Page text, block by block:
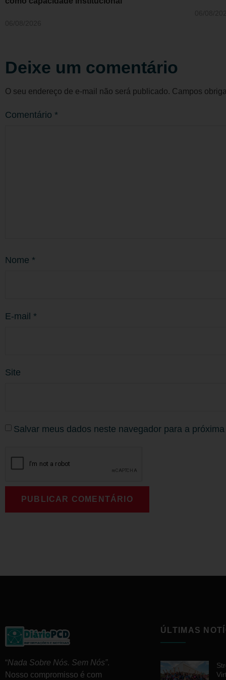
Deixe um comentário
O seu endereço de e-mail não será publicado. Campos
Comentário *
Nome *
E-mail *
Site
Salvar meus dados neste navegador para a
“Nada Sobre Nós. Sem Nós”.
Nosso compromisso é com
ÚLTIMAS